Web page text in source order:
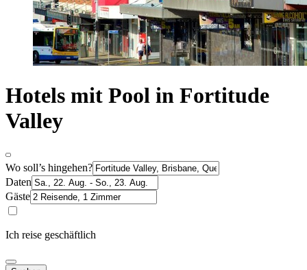
Hotels mit Pool in Fortitude
Valley
Wo soll’s hingehen?
Daten
Gäste
Ich reise geschäftlich